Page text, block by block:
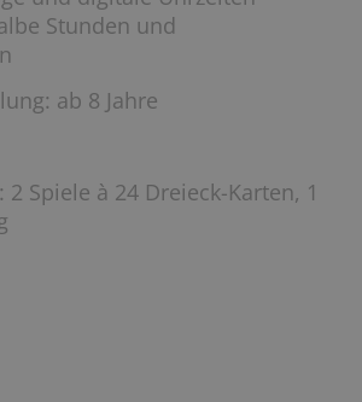
Stunden und
ab 8 Jahre
: 2 Spiele à 24 Dreieck-Karten, 1